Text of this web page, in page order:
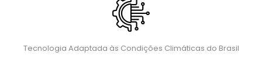
Tecnologia Adaptada às Condições Climáticas do Brasil